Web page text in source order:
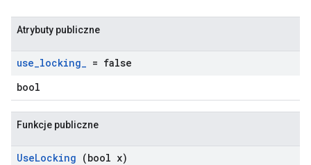
Atrybuty publiczne
use_locking_ = false
bool
Funkcje publiczne
UseLocking (bool x)